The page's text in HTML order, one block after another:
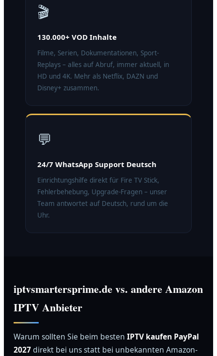
🎬
130.000+ VOD Inhalte
Filme, Serien, Dokumentationen, Sport-
Replays – alles auf Abruf, immer aktuell, in
HD und 4K. Mehr als Netflix, DAZN und
Disney+ zusammen.
💬
24/7 WhatsApp Support Deutsch
Einrichtungshilfe direkt für Fire TV Stick,
Fehlerbehebung, Upgrade-Fragen – unser
Team antwortet auf Deutsch, rund um die
Uhr.
iptvsmartersprime.de vs. andere Amazon
IPTV Anbieter
Warum sollten Sie beim besten IPTV kaufen PayPal
2027direkt bei uns statt bei unbekannten Amazon-